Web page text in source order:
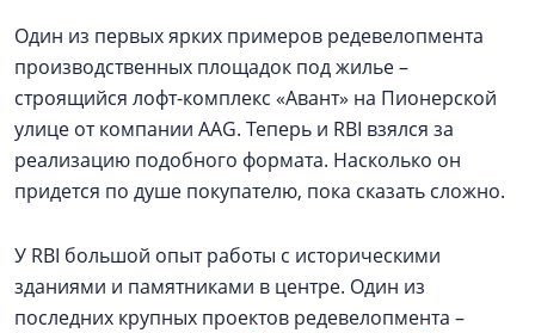
Один из первых ярких примеров редевелопмента
производственных площадок под жилье –
строящийся лофт-комплекс «Авант» на Пионерской
улице от компании AAG. Теперь и RBI взялся за
реализацию подобного формата. Насколько он
придется по душе покупателю, пока сказать сложно.
У RBI большой опыт работы с историческими
зданиями и памятниками в центре. Один из
последних крупных проектов редевелопмента –